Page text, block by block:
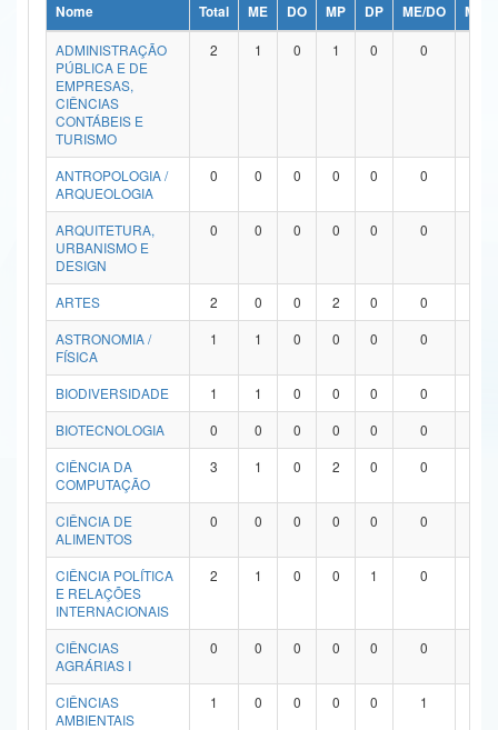
Ministério da Ciência, Tecnologia, Inovações e Comunicações
Ministério do Meio Ambiente
Ministério do Turismo
Ministério do Desenvolvimento Regional
Controladoria-Geral da União
Ministério da Mulher, da Família e dos Direitos Humanos
Secretaria de Governo
Advocacia-Geral da União
Banco Central do Brasil
Nome Total ME DO MP DP ME/DO
MP/
ADMINISTRAÇÃO
PÚBLICA E DE
EMPRESAS,
CIÊNCIAS
CONTÁBEIS E
TURISMO
2 1 0 1 0 0
ANTROPOLOGIA /
ARQUEOLOGIA
0 0 0 0 0 0
ARQUITETURA,
URBANISMO E
DESIGN
0 0 0 0 0 0
ARTES 2 0 0 2 0 0
ASTRONOMIA /
FÍSICA
1 1 0 0 0 0
BIODIVERSIDADE 1 1 0 0 0 0
BIOTECNOLOGIA
0 0 0 0 0 0
CIÊNCIA DA
COMPUTAÇÃO
3 1 0 2 0 0
CIÊNCIA DE
ALIMENTOS
0 0 0 0 0 0
CIÊNCIA POLÍTICA
E RELAÇÕES
INTERNACIONAIS
2 1 0 0 1 0
CIÊNCIAS
AGRÁRIAS I
0 0 0 0 0 0
CIÊNCIAS
AMBIENTAIS
1 0 0 0 0 1